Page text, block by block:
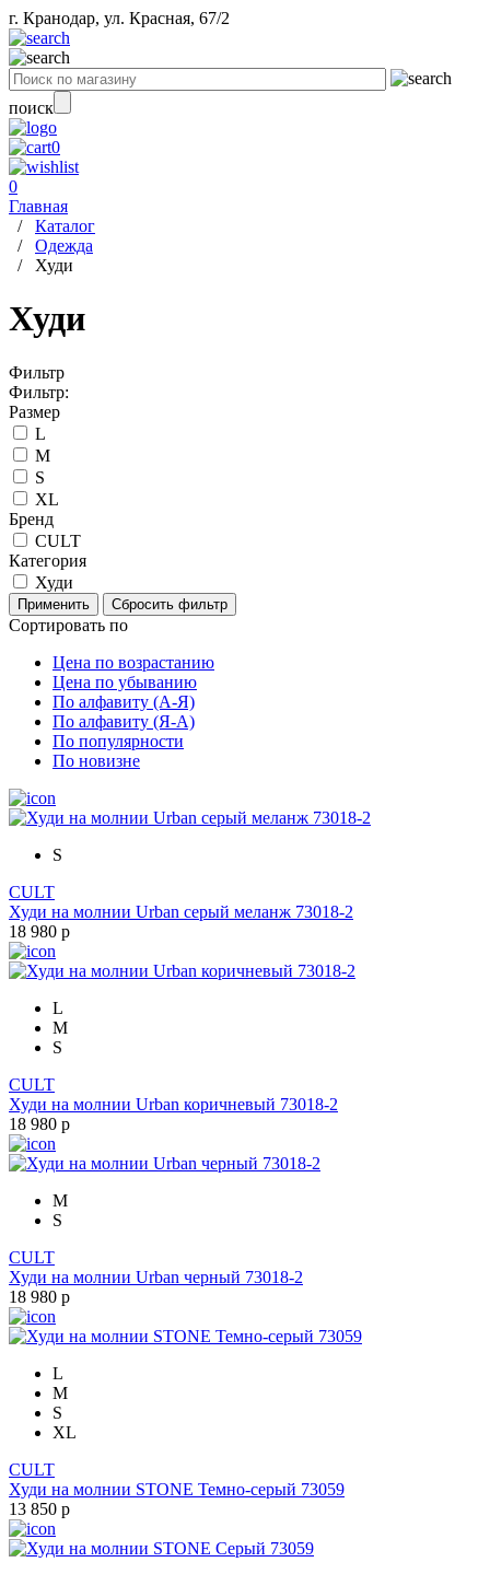
г. Кранодар, ул. Красная, 67/2
поиск
0
0
Главная
/ Каталог
/ Одежда
/ Худи
Худи
Фильтр
Фильтр:
Размер
L
M
S
XL
Бренд
CULT
Категория
Худи
Сортировать по
Цена по возрастанию
Цена по убыванию
По алфавиту (А-Я)
По алфавиту (Я-А)
По популярности
По новизне
S
CULT
Худи на молнии Urban серый меланж 73018-2
18 980 р
L
M
S
CULT
Худи на молнии Urban коричневый 73018-2
18 980 р
M
S
CULT
Худи на молнии Urban черный 73018-2
18 980 р
L
M
S
XL
CULT
Худи на молнии STONE Темно-серый 73059
13 850 р